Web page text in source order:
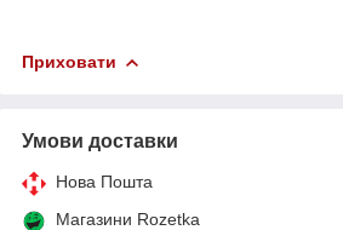
Приховати
Умови доставки
Нова Пошта
Магазини Rozetka